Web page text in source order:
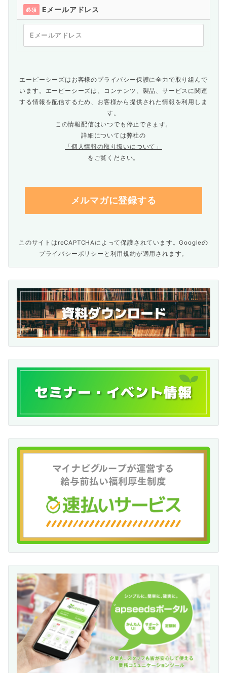
必須 Eメールアドレス
エーピーシーズはお客様のプライバシー保護に全力で取り組んで
います。エーピーシーズは、コンテンツ、製品、サービスに関連
する情報を配信するため、お客様から提供された情報を利用しま
す。
この情報配信はいつでも停止できます。
詳細については弊社の
「個人情報の取り扱いについて」
をご覧ください。
このサイトはreCAPTCHAによって保護されています。Googleの
プライバシーポリシー と 利用規約が適用されます。